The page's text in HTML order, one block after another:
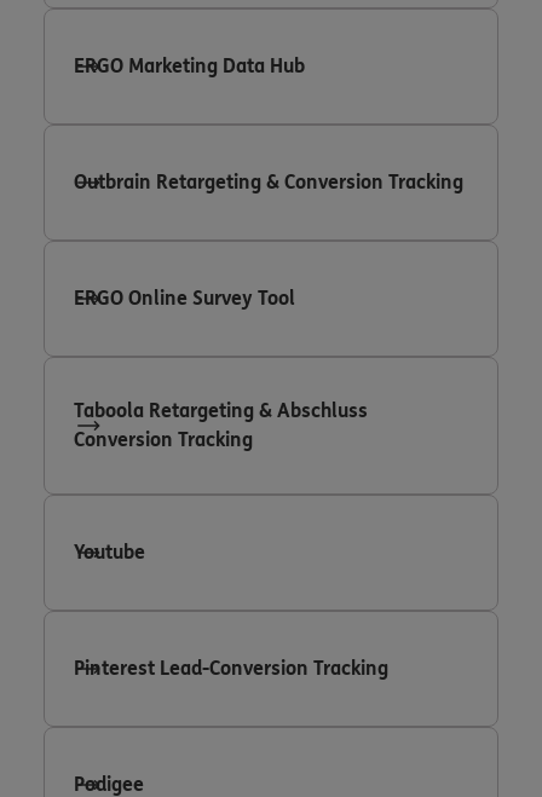
ERGO Marketing Data Hub
Outbrain Retargeting & Conversion Tracking
ERGO Online Survey Tool
Taboola Retargeting & Abschluss
Conversion Tracking
Youtube
Pinterest Lead-Conversion Tracking
Podigee